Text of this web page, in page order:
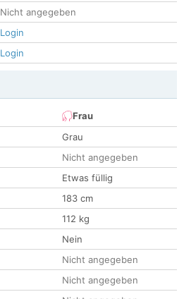
Nicht angegeben
Login
Login
Frau
Grau
Nicht angegeben
Etwas füllig
183 cm
112 kg
Nein
Nicht angegeben
Nicht angegeben